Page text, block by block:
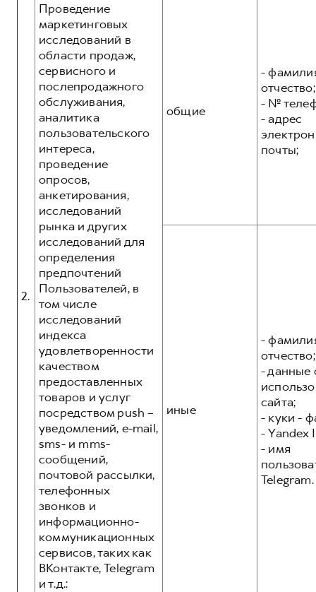
2.
Проведение
маркетинговых
исследований в
области продаж,
сервисного и
послепродажного
обслуживания,
аналитика
пользовательского
интереса,
проведение
опросов,
анкетирования,
исследований
рынка и других
исследований для
определения
предпочтений
Пользователей, в
том числе
исследований
индекса
удовлетворенности
качеством
предоставленных
товаров и услуг
посредством push –
уведомлений, e-mail,
sms- и mms-
сообщений,
почтовой рассылки,
телефонных
звонков и
информационно-
коммуникационных
сервисов, таких как
ВКонтакте, Telegram
и т.д.:
общие
-
отчество;
- №
- адрес
почты;
иные
-
отчество;
- данные
сайта;
- куки -
- Yandex
- имя
Telegram.